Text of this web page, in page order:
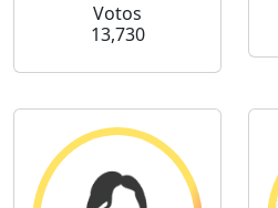
Votos
13,730